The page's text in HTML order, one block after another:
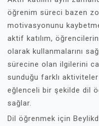
öğrenim süreci bazen
motivasyonunu
aktif katılım,
olarak kullanmalarını
sürecine olan ilgilerini
sunduğu farklı
eğlenceli bir şekilde dil
sağlar.
Dil öğrenmek için